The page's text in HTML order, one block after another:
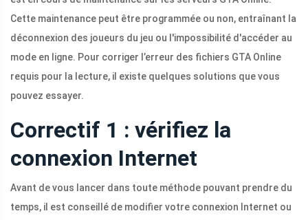
Cette maintenance peut être programmée ou non, entraînant la
déconnexion des joueurs du jeu ou l'impossibilité d'accéder au
mode en ligne. Pour corriger l’erreur des fichiers GTA Online
requis pour la lecture, il existe quelques solutions que vous
pouvez essayer.
Correctif 1 : vérifiez la
connexion Internet
Avant de vous lancer dans toute méthode pouvant prendre du
temps, il est conseillé de modifier votre connexion Internet ou